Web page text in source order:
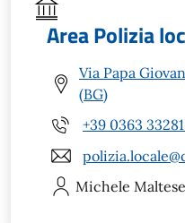
Area Polizia
Via Papa
(BG)
+39 0363
Michele Maltese